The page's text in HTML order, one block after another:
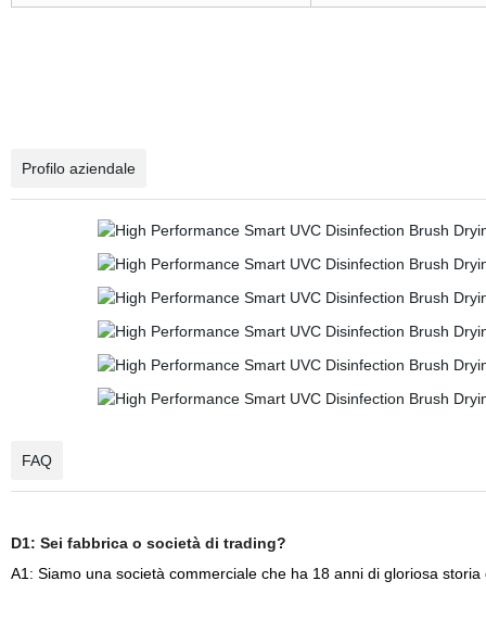
Profilo aziendale
FAQ
D1: Sei fabbrica o società di trading?
A1: Siamo una società commerciale che ha 18 anni di gloriosa